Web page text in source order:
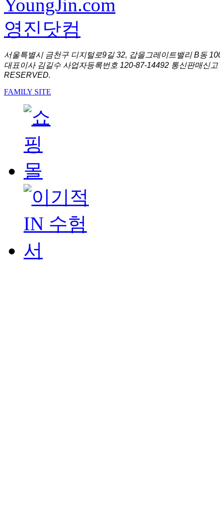
서울특별시 금천구 디지털로9길 32, 갑을그레이트밸리 B동
대표이사 김길수 사업자등록번호 120-87-14492 통신판매신
RESERVED.
FAMILY SITE